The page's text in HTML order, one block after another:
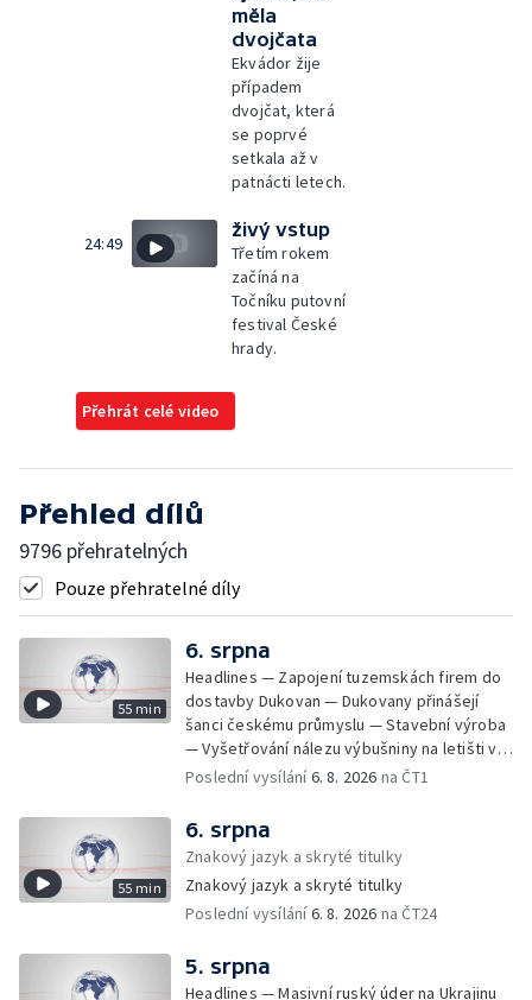
měla
dvojčata
Ekvádor žije
případem
dvojčat, která
se poprvé
setkala až v
patnácti letech.
24:49
živý vstup
Třetím rokem
začíná na
Točníku putovní
festival České
hrady.
Přehrát celé video
Přehled dílů
9796 přehratelných
Pouze přehratelné díly
55 min
6. srpna
Headlines — Zapojení tuzemskách firem do
dostavby Dukovan — Dukovany přinášejí
šanci českému průmyslu — Stavební výroba
— Vyšetřování nálezu výbušniny na letišti v
Lipsku — Bourání torza vyhořelé budovy ve
Omezování spotřeby vody v Jihlavě — Čistý
zisk bank — Jednání o ukončení bojů na
Blízkém východě — Opakované údery na
jižní Libanon — Přibylo zásahů horské služby
— Bezpečnostní opatření kvůli Evropské lize
Oscara — Doživotní trest pro Afghánce —
Slevy na jízdném — Aktualizace plánu
Poslední vysílání6. 8. 2026 na ČT1
55 min
6. srpna
Znakový jazyk a skryté titulky
Znakový jazyk a skryté titulky
Poslední vysílání6. 8. 2026 na ČT24
5. srpna
Headlines — Masivní ruský úder na Ukrajinu